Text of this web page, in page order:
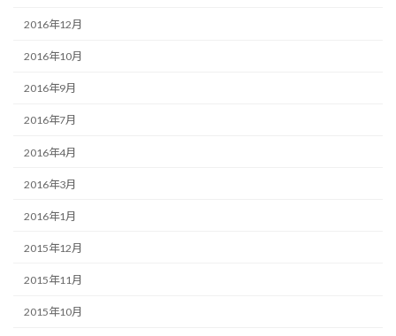
2016年12月
2016年10月
2016年9月
2016年7月
2016年4月
2016年3月
2016年1月
2015年12月
2015年11月
2015年10月